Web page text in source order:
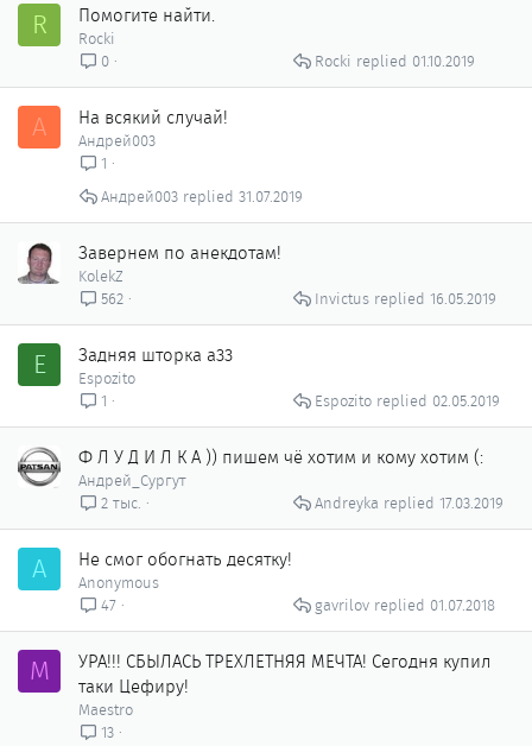
R Помогите найти.
Rocki
0
01.10.2019
Rocki
А На всякий случай!
Андрей003
1
31.07.2019
Андрей003
Завернем по анекдотам!
KolekZ
562
16.05.2019
Invictus
E Задняя шторка а33
Espozito
1
02.05.2019
Espozito
Ф Л У Д И Л К А )) пишем чё хотим и кому хотим (:
Андрей_Сургут
2 тыс.
17.03.2019
Andreyka
A Не смог обогнать десятку!
Anonymous
47
01.07.2018
gavrilov
M
УРА!!! СБЫЛАСЬ ТРЕХЛЕТНЯЯ МЕЧТА! Сегодня купил
таки Цефиру!
Maestro
13